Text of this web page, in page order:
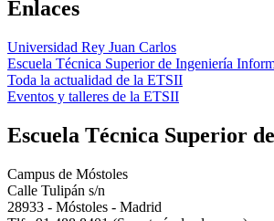
Enlaces
Universidad Rey Juan Carlos
Escuela Técnica Superior de Ingeniería
Toda la actualidad de la ETSII
Eventos y talleres de la ETSII
Escuela Técnica Superior
Campus de Móstoles
Calle Tulipán s/n
28933 - Móstoles - Madrid